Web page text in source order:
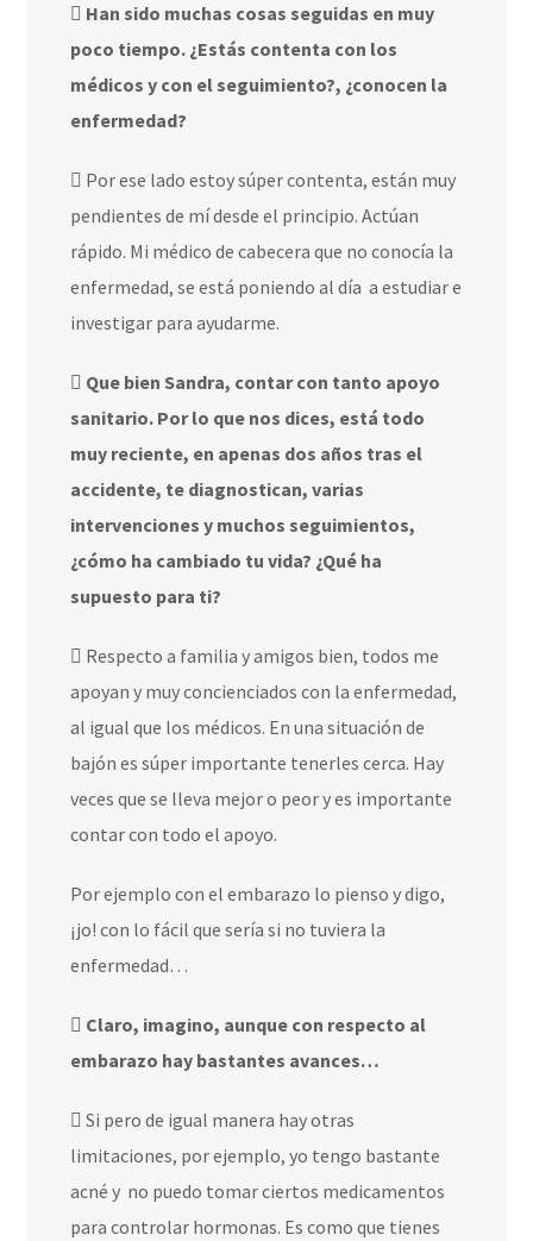
Han sido muchas cosas seguidas en muy
poco tiempo. ¿Estás contenta con los
médicos y con el seguimiento?, ¿conocen la
enfermedad?
Por ese lado estoy súper contenta, están muy
pendientes de mí desde el principio. Actúan
rápido. Mi médico de cabecera que no conocía la
enfermedad, se está poniendo al día a estudiar e
investigar para ayudarme.
Que bien Sandra, contar con tanto apoyo
sanitario. Por lo que nos dices, está todo
muy reciente, en apenas dos años tras el
accidente, te diagnostican, varias
intervenciones y muchos seguimientos,
¿cómo ha cambiado tu vida? ¿Qué ha
supuesto para ti?
Respecto a familia y amigos bien, todos me
apoyan y muy concienciados con la enfermedad,
al igual que los médicos. En una situación de
bajón es súper importante tenerles cerca. Hay
veces que se lleva mejor o peor y es importante
contar con todo el apoyo.
Por ejemplo con el embarazo lo pienso y digo,
¡jo! con lo fácil que sería si no tuviera la
enfermedad…
Claro, imagino, aunque con respecto al
embarazo hay bastantes avances…
Si pero de igual manera hay otras
limitaciones, por ejemplo, yo tengo bastante
acné y no puedo tomar ciertos medicamentos
para controlar hormonas. Es como que tienes